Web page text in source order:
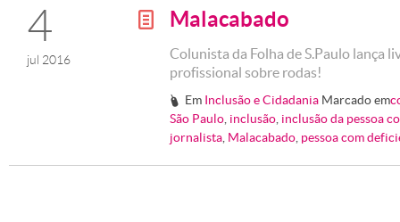
4
jul 2016
g Malacabado
Colunista da Folha de S.Paulo lança
profissional sobre rodas!
# Em Inclusão e Cidadania Marcado em
São Paulo inclusão inclusão da pessoa
jornalista Malacabado pessoa com